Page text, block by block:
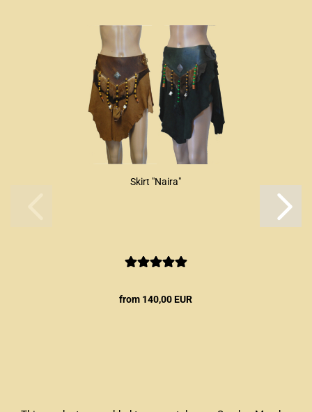
Skirt "Naira"
from 140,00 EUR